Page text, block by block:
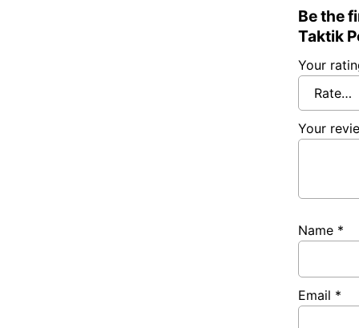
Be the
Taktik
Your
Your
Name *
Email *